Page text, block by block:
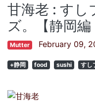
甘海老 : すし
ズ。【静岡編
Mutter February 09,
+静岡 food sushi すし